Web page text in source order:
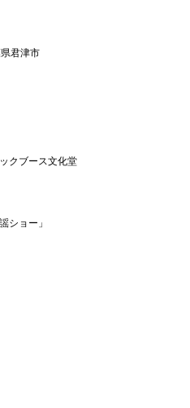
君津市
クブース文化堂
ショー」